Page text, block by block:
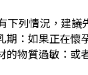
下列情況，建議
期：如果正在懷
的物質過敏：或